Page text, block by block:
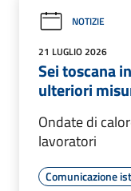
NOTIZIE
21 LUGLIO 2026
Sei toscana
ulteriori
Ondate di
lavoratori
Comunicazione